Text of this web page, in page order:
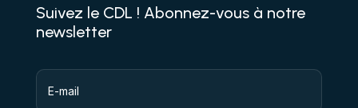
Suivez le CDL ! Abonnez-vous à notre
newsletter